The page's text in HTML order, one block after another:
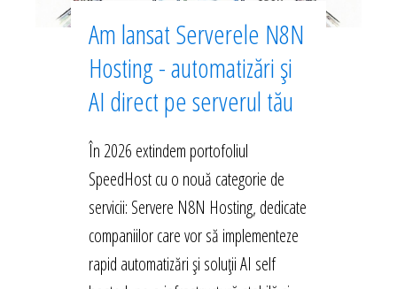
Am lansat Serverele N8N
Hosting - automatizări și
AI direct pe serverul tău
În 2026 extindem portofoliul
SpeedHost cu o nouă categorie de
servicii: Servere N8N Hosting, dedicate
companiilor care vor să implementeze
rapid automatizări și soluții AI self